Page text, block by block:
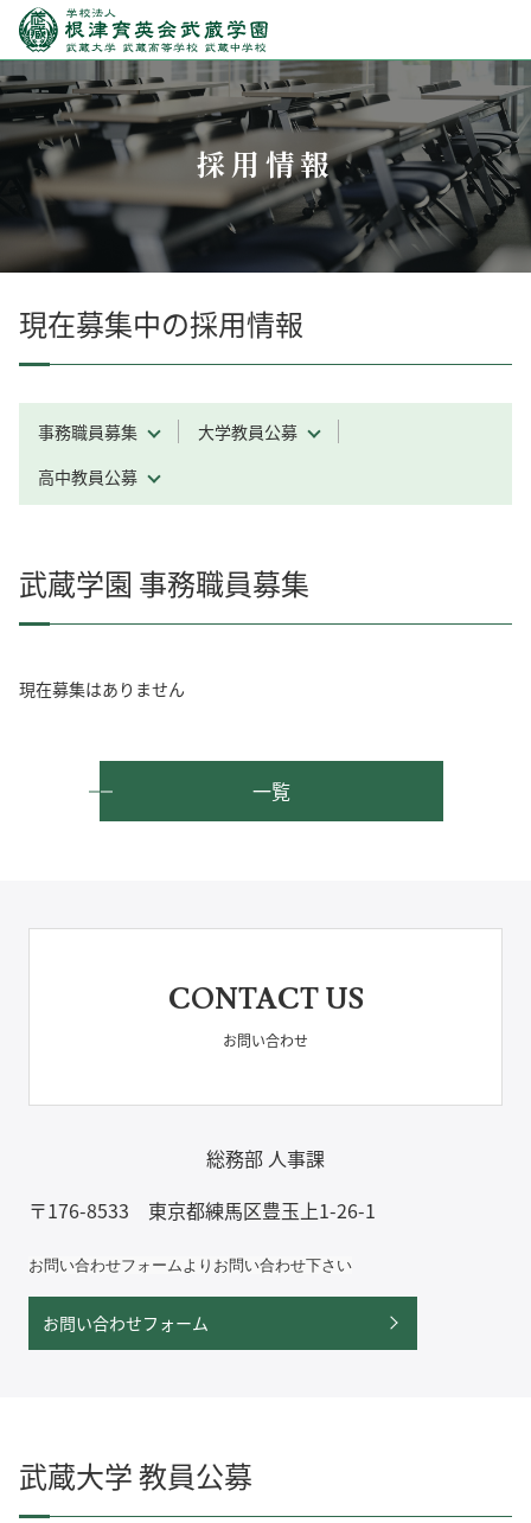
採用情報
現在募集中の採用情報
事務職員募集
大学教員公募
高中教員公募
武蔵学園 事務職員募集
現在募集はありません
一覧
CONTACT US
お問い合わせ
総務部 人事課
〒176-8533 東京都練馬区豊玉上1-26-1
お問い合わせフォームよりお問い合わせ下さい
お問い合わせフォーム
武蔵大学 教員公募